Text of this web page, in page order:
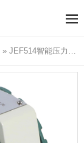
» JEF514智能压力控制器